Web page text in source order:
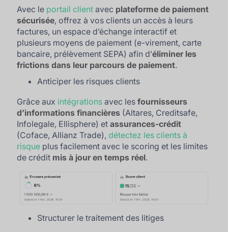
Avec le portail client avec plateforme de paiement
sécurisée, offrez à vos clients un accès à leurs
factures, un espace d’échange interactif et
plusieurs moyens de paiement (e-virement, carte
bancaire, prélèvement SEPA) afin d’éliminer les
frictions dans leur parcours de paiement.
Anticiper les risques clients
Grâce aux intégrations avec lesfournisseurs
d’informations financières (Altares, Creditsafe,
Infolegale, Ellisphere) etassurances-crédit
(Coface, Allianz Trade),détectez les clients à
risque plus facilement avec le scoring et les limites
de crédit mis à jour en temps réel.
Structurer le traitement des litiges